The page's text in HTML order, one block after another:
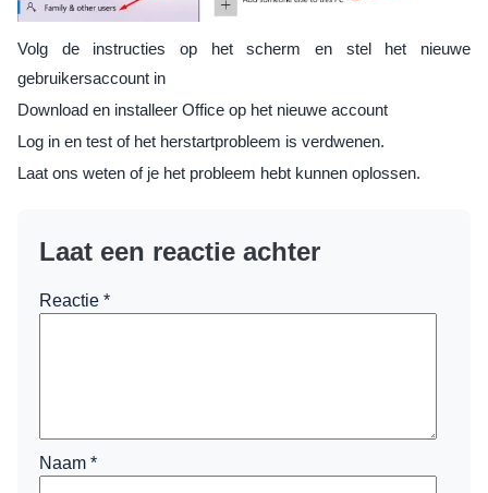
Volg de instructies op het scherm en stel het nieuwe
gebruikersaccount in
Download en installeer Office op het nieuwe account
Log in en test of het herstartprobleem is verdwenen.
Laat ons weten of je het probleem hebt kunnen oplossen.
Laat een reactie achter
Reactie *
Naam *